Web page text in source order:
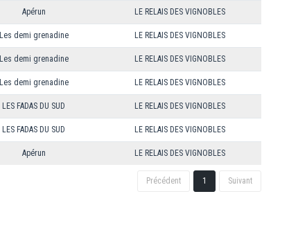
Apérun LE RELAIS DES VIGNOBLES
Les demi grenadine LE RELAIS DES VIGNOBLES
Les demi grenadine LE RELAIS DES VIGNOBLES
Les demi grenadine LE RELAIS DES VIGNOBLES
LES FADAS DU SUD LE RELAIS DES VIGNOBLES
LES FADAS DU SUD LE RELAIS DES VIGNOBLES
Apérun LE RELAIS DES VIGNOBLES
Précédent 1 Suivant